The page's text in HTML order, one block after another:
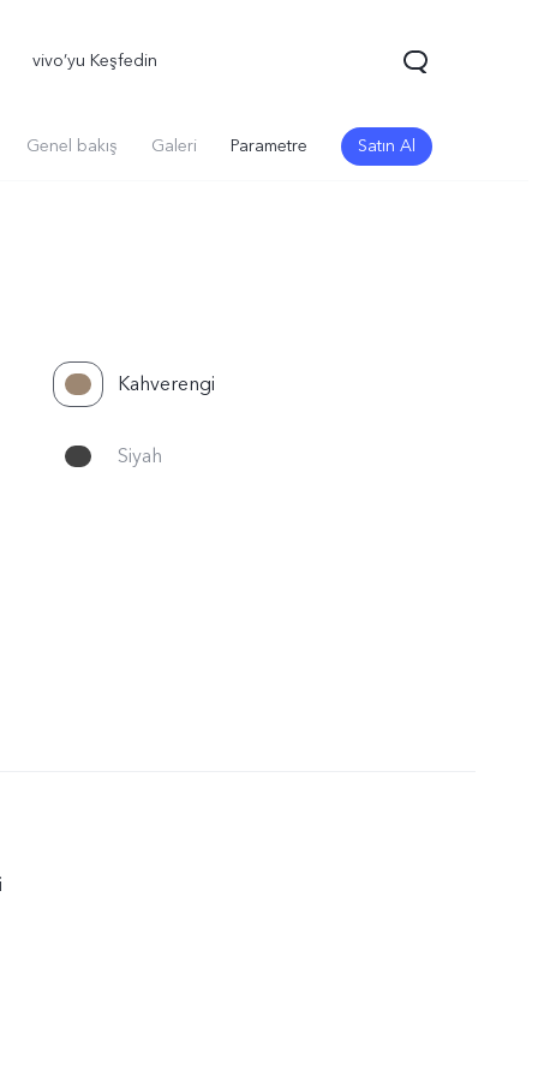
vivo’yu Keşfedin
yeni
Genel bakış Galeri Parametre Satın Al
Kahverengi
Siyah